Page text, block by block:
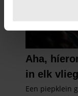
verwerkt en stel
intrekken in de
We gebruiken
personaliseren,
en om ons
informatie over